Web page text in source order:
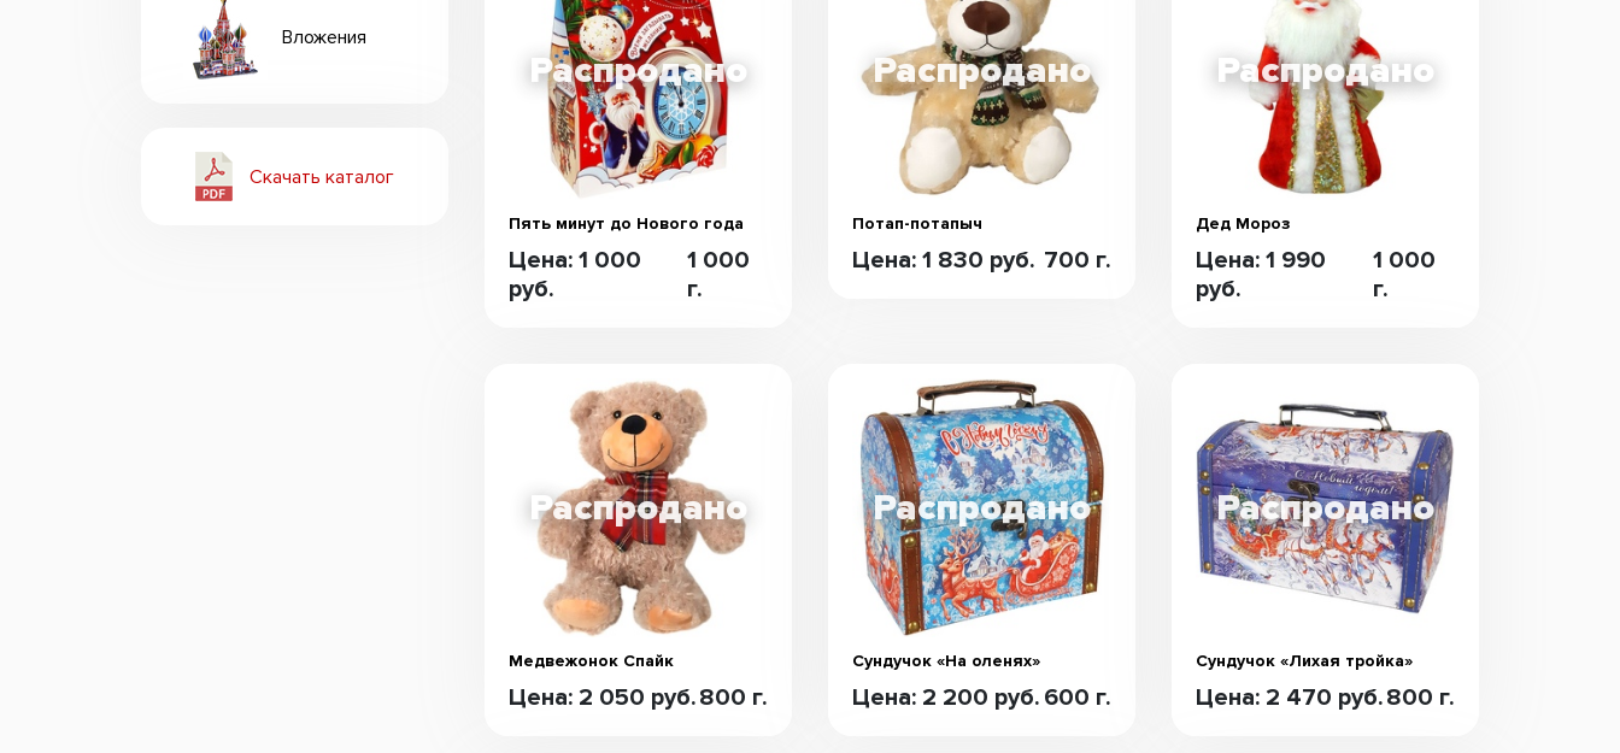
Вложения
Скачать каталог
Пять минут до Нового года
Цена: 1 000
руб.
1 000
г.
Потап-потапыч
Цена: 1 830 руб. 700 г.
Дед Мороз
Цена: 1 990
руб.
1 000
г.
Медвежонок Спайк
Цена: 2 050 руб.800 г.
Сундучок «На оленях»
Цена: 2 200 руб. 600 г.
Сундучок «Лихая тройка»
Цена: 2 470 руб.800 г.